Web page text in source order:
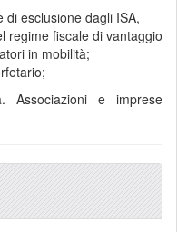
esclusione dagli ISA,
regime fiscale di vantaggio
in mobilità;
Associazioni e imprese